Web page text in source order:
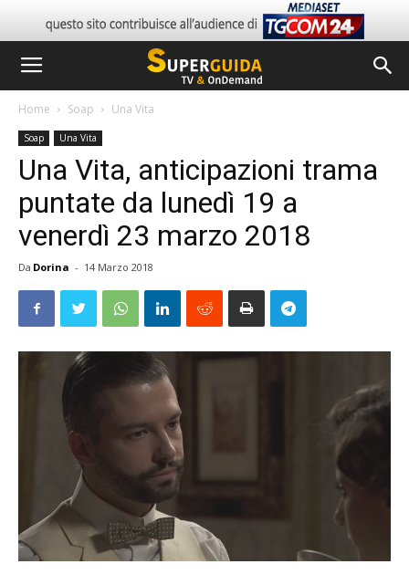
Home Soap Una Vita
Soap Una Vita
Una Vita, anticipazioni trama
puntate da lunedì 19 a
venerdì 23 marzo 2018
Da Dorina - 14 Marzo 2018